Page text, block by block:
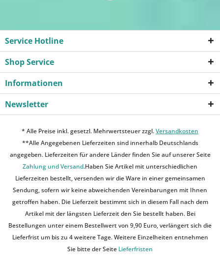
Service Hotline
Shop Service
Informationen
Newsletter
* Alle Preise inkl. gesetzl. Mehrwertsteuer zzgl.Versandkosten
**Alle Angegebenen Lieferzeiten sind innerhalb Deutschlands
angegeben. Lieferzeiten für andere Länder finden Sie auf unserer Seite
Zahlung und Versand.Haben Sie Artikel mit unterschiedlichen
Lieferzeiten bestellt, versenden wir die Ware in einer gemeinsamen
Sendung, sofern wir keine abweichenden Vereinbarungen mit Ihnen
getroffen haben. Die Lieferzeit bestimmt sich in diesem Fall nach dem
Artikel mit der längsten Lieferzeit den Sie bestellt haben. Bei
Bestellungen unter einem Bestellwert von 9,90 Euro, verlängert sich die
Lieferfrist um bis zu 4 weitere Tage. Weitere Einzelheiten entnehmen
Sie bitte der Seite Lieferfristen